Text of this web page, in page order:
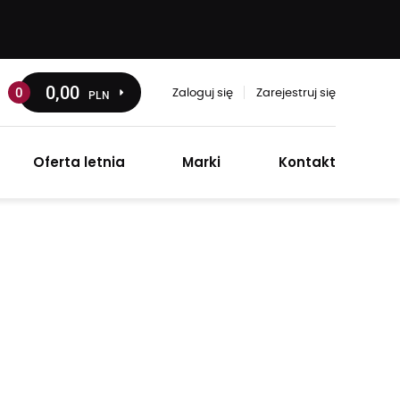
0 0,00 PLN Zaloguj się Zarejestruj się
Oferta letnia Marki Kontakt